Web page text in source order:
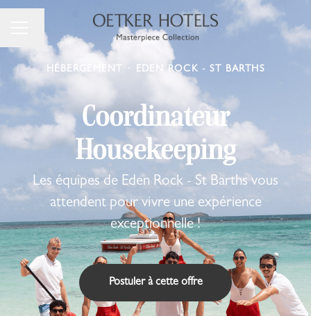
Menu carrière
Changer la langue
HÉBERGEMENT · EDEN ROCK - ST BARTHS
Coordinateur
Housekeeping
Les équipes de Eden Rock - St Barths vous
attendent pour vivre une expérience
exceptionnelle !
Postuler à cette offre